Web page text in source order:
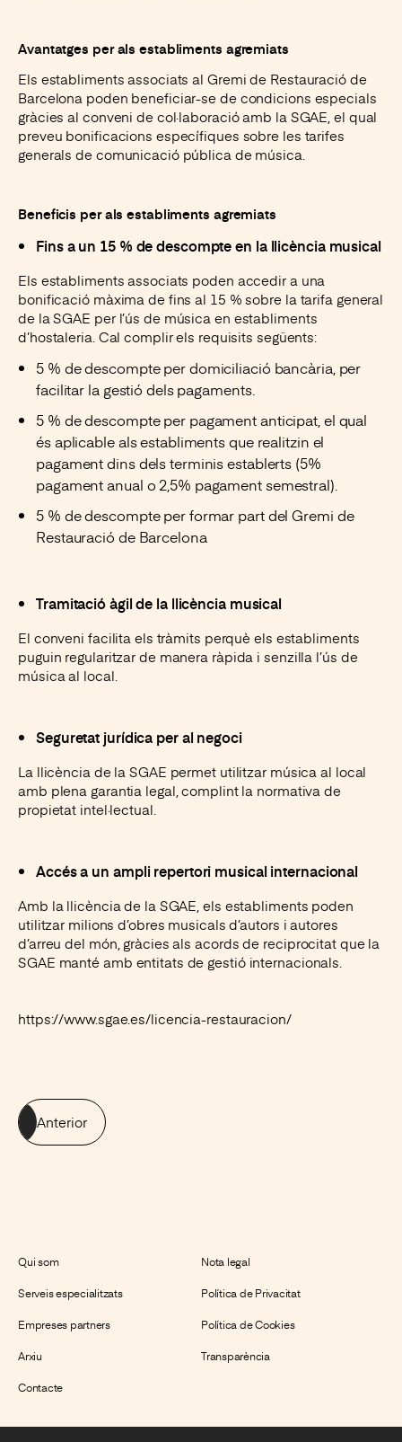
Avantatges per als establiments agremiats
Els establiments associats al Gremi de Restauració de
Barcelona poden beneficiar-se de condicions especials
gràcies al conveni de col·laboració amb la SGAE, el qual
preveu bonificacions específiques sobre les tarifes
generals de comunicació pública de música.
Beneficis per als establiments agremiats
Fins a un 15 % de descompte en la llicència musical
Els establiments associats poden accedir a una
bonificació màxima de fins al 15 % sobre la tarifa general
de la SGAE per l’ús de música en establiments
d’hostaleria. Cal complir els requisits següents:
5 % de descompte per domiciliació bancària, per
facilitar la gestió dels pagaments.
5 % de descompte per pagament anticipat, el qual
és aplicable als establiments que realitzin el
pagament dins dels terminis establerts (5%
pagament anual o 2,5% pagament semestral).
5 % de descompte per formar part del Gremi de
Restauració de Barcelona
Tramitació àgil de la llicència musical
El conveni facilita els tràmits perquè els establiments
puguin regularitzar de manera ràpida i senzilla l’ús de
música al local.
Seguretat jurídica per al negoci
La llicència de la SGAE permet utilitzar música al local
amb plena garantia legal, complint la normativa de
propietat intel·lectual.
Accés a un ampli repertori musical internacional
Amb la llicència de la SGAE, els establiments poden
utilitzar milions d’obres musicals d’autors i autores
d’arreu del món, gràcies alsacords de reciprocitat que la
SGAE manté amb entitats de gestió internacionals.
https://www.sgae.es/licencia-restauracion/
Anterior
Qui som
Serveis especialitzats
Empreses partners
Arxiu
Contacte
Nota legal
Política de Privacitat
Política de Cookies
Transparència